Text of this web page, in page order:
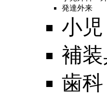
発達外来
小
補
歯科